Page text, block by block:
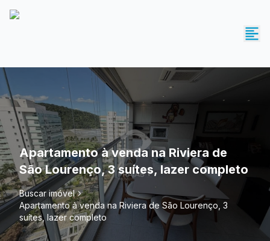
Apartamento à venda na Riviera de
São Lourenço, 3 suítes, lazer completo
Buscar imóvel
Apartamento à venda na Riviera de São Lourenço, 3
suítes, lazer completo